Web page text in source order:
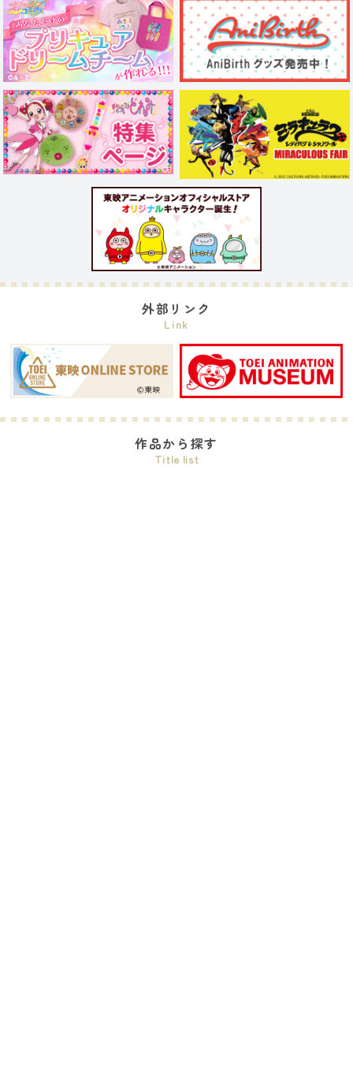
外部リンク
Link
作品から探す
Title list